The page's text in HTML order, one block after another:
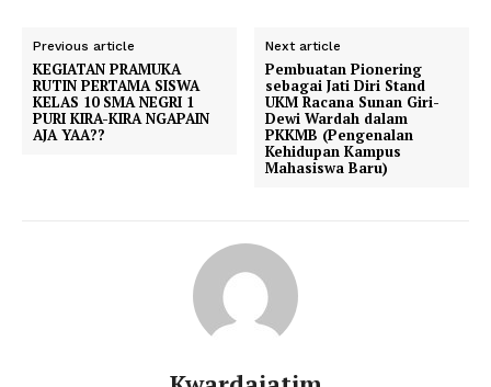
Previous article
KEGIATAN PRAMUKA
RUTIN PERTAMA SISWA
KELAS 10 SMA NEGRI 1
PURI KIRA-KIRA NGAPAIN
AJA YAA??
Next article
Pembuatan Pionering
sebagai Jati Diri Stand
UKM Racana Sunan Giri-
Dewi Wardah dalam
PKKMB (Pengenalan
Kehidupan Kampus
Mahasiswa Baru)